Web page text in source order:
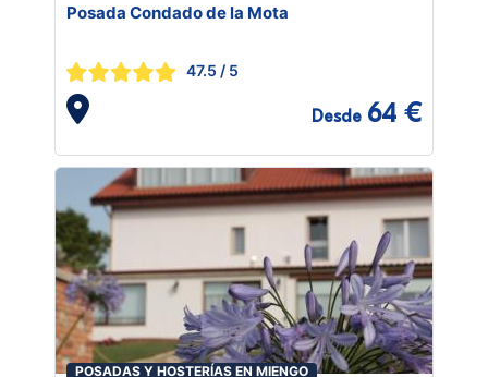
Posada Condado de la Mota
47.5 / 5
Desde 64 €
POSADAS Y HOSTERÍAS EN MIENGO